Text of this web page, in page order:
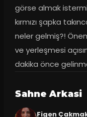
görse almak
kırmızı şapka
neler gelmiş?!
ve yerleşmesi
dakika önce
Sahne Arkasi
Figen